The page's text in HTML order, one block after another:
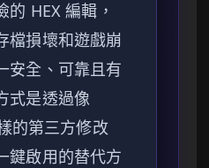
HEX 編輯，
檔損壞和遊戲崩
安全、可靠且有
式是透過像
的第三方修改
鍵啟用的替代方